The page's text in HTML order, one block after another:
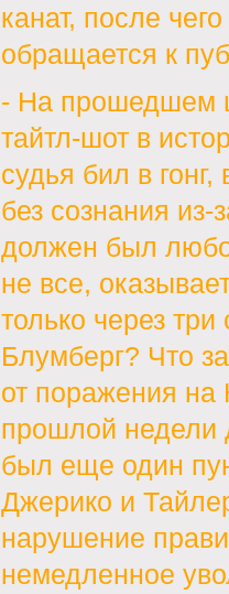
канат, после
обращается к
- На прошедшем
тайтл-шот в
судья бил в
без сознания из-
должен был
не все,
только через
Блумберг? Что
от поражения на
прошлой недели
был еще один
Джерико и
нарушение
немедленное